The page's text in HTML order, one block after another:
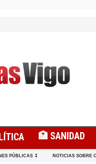
🏥 SANIDAD
PÚBLICAS ↧ NOTICIAS SOBRE